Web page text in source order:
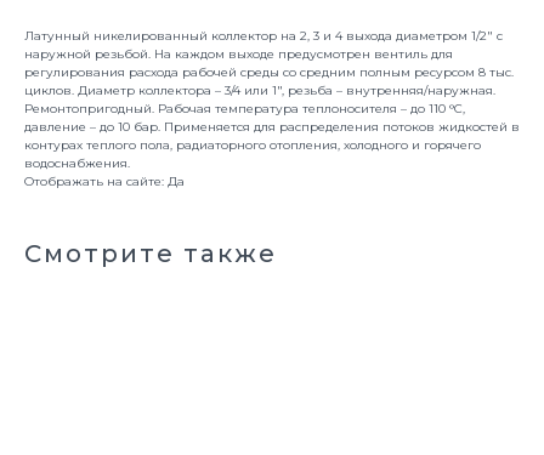
Латунный никелированный коллектор на 2, 3 и 4 выхода диаметром 1/2" с
наружной резьбой. На каждом выходе предусмотрен вентиль для
регулирования расхода рабочей среды со средним полным ресурсом 8 тыс.
циклов. Диаметр коллектора – 3/4 или 1", резьба – внутренняя/наружная.
Ремонтопригодный. Рабочая температура теплоносителя – до 110 °С,
давление – до 10 бар. Применяется для распределения потоков жидкостей в
контурах теплого пола, радиаторного отопления, холодного и горячего
водоснабжения.
Отображать на сайте: Да
Смотрите также